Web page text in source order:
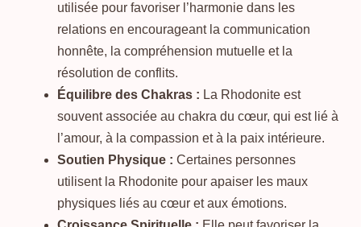
utilisée pour favoriser l’harmonie dans les
relations en encourageant la communication
honnête, la compréhension mutuelle et la
résolution de conflits.
Équilibre des Chakras : La Rhodonite est
souvent associée au chakra du cœur, qui est lié à
l’amour, à la compassion et à la paix intérieure.
Soutien Physique : Certaines personnes
utilisent la Rhodonite pour apaiser les maux
physiques liés au cœur et aux émotions.